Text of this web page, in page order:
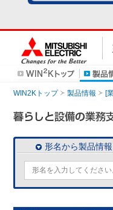
WIN2Kトップ 製品情報 [
形名から製品情